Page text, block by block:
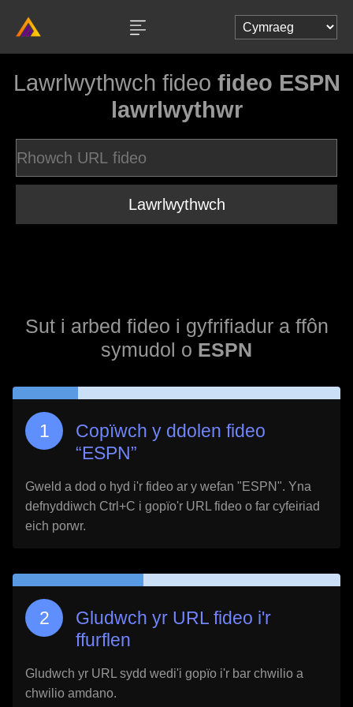
Lawrlwythwch fideo fideo ESPN
lawrlwythwr
Lawrlwythwch
Sut i arbed fideo i gyfrifiadur a ffôn
symudol o ESPN
Copïwch y ddolen fideo
“ESPN”
Gweld a dod o hyd i'r fideo ar y wefan "ESPN". Yna
defnyddiwch Ctrl+C i gopïo'r URL fideo o far cyfeiriad
eich porwr.
Gludwch yr URL fideo i'r
ffurflen
Gludwch yr URL sydd wedi'i gopïo i'r bar chwilio a
chwilio amdano.